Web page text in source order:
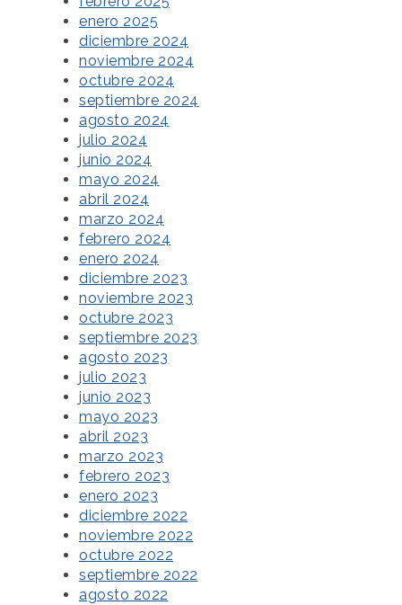
enero 2025
diciembre 2024
noviembre 2024
octubre 2024
septiembre 2024
agosto 2024
julio 2024
junio 2024
mayo 2024
abril 2024
marzo 2024
febrero 2024
enero 2024
diciembre 2023
noviembre 2023
octubre 2023
septiembre 2023
agosto 2023
julio 2023
junio 2023
mayo 2023
abril 2023
marzo 2023
febrero 2023
enero 2023
diciembre 2022
noviembre 2022
octubre 2022
septiembre 2022
agosto 2022